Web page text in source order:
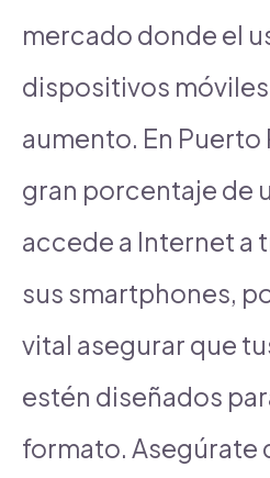
mercado donde el
dispositivos
aumento. En Puerto
gran porcentaje de
accede a Internet a
sus smartphones,
vital asegurar que
estén diseñados
formato. Asegúrate